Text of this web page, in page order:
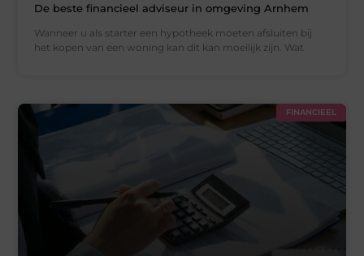
De beste financieel adviseur in omgeving Arnhem
Wanneer u als starter een hypotheek moeten afsluiten bij
het kopen van een woning kan dit kan moeilijk zijn. Wat
FINANCIEEL